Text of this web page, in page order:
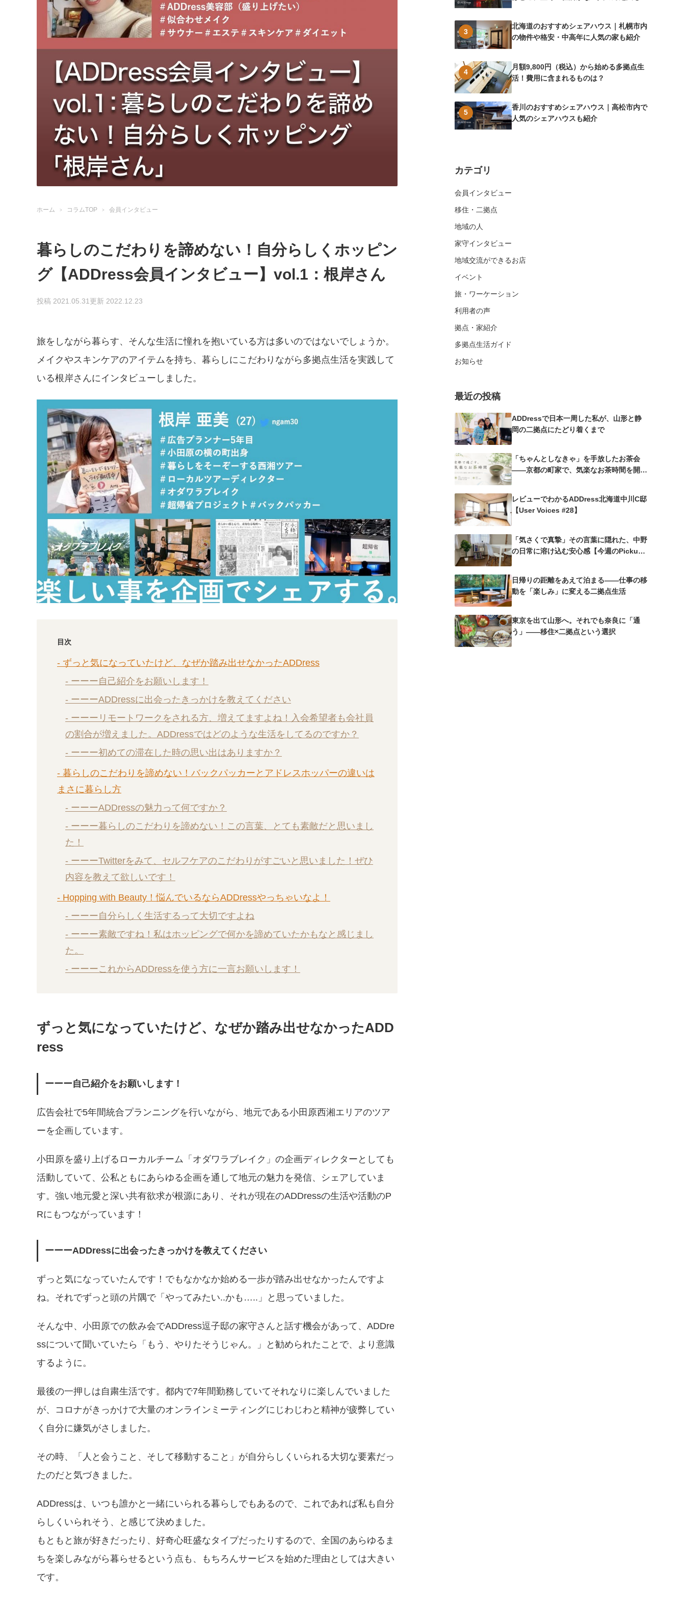
ホーム コラムTOP 会員インタビュー
暮らしのこだわりを諦めない！自分らしくホッピン
グ【ADDress会員インタビュー】vol.1：根岸さん
投稿 2021.05.31 更新 2022.12.23
旅をしながら暮らす、そんな生活に憧れを抱いている方は多いのではないでしょうか。
メイクやスキンケアのアイテムを持ち、暮らしにこだわりながら多拠点生活を実践して
いる根岸さんにインタビューしました。
目次
- ずっと気になっていたけど、なぜか踏み出せなかったADDress
- ーーー自己紹介をお願いします！
- ーーーADDressに出会ったきっかけを教えてください
- ーーーリモートワークをされる方、増えてますよね！入会希望者も会社員
の割合が増えました。ADDressではどのような生活をしてるのですか？
- ーーー初めての滞在した時の思い出はありますか？
- 暮らしのこだわりを諦めない！バックパッカーとアドレスホッパーの違いは
まさに暮らし方
- ーーーADDressの魅力って何ですか？
- ーーー暮らしのこだわりを諦めない！この言葉、とても素敵だと思いまし
た！
- ーーーTwitterをみて、セルフケアのこだわりがすごいと思いました！ぜひ
内容を教えて欲しいです！
- Hopping with Beauty！悩んでいるならADDressやっちゃいなよ！
- ーーー自分らしく生活するって大切ですよね
- ーーー素敵ですね！私はホッピングで何かを諦めていたかもなと感じまし
た。
- ーーーこれからADDressを使う方に一言お願いします！
ずっと気になっていたけど、なぜか踏み出せなかったADD
ress
ーーー自己紹介をお願いします！
広告会社で5年間統合プランニングを行いながら、地元である小田原西湘エリアのツア
ーを企画しています。
小田原を盛り上げるローカルチーム「オダワラブレイク」の企画ディレクターとしても
活動していて、公私ともにあらゆる企画を通して地元の魅力を発信、シェアしていま
す。強い地元愛と深い共有欲求が根源にあり、それが現在のADDressの生活や活動のP
Rにもつながっています！
ーーーADDressに出会ったきっかけを教えてください
ずっと気になっていたんです！でもなかなか始める一歩が踏み出せなかったんですよ
ね。それでずっと頭の片隅で「やってみたい..かも…..」と思っていました。
そんな中、小田原での飲み会でADDress逗子邸の家守さんと話す機会があって、ADDre
ssについて聞いていたら「もう、やりたそうじゃん。」と勧められたことで、より意識
するように。
最後の一押しは自粛生活です。都内で7年間勤務していてそれなりに楽しんでいました
が、コロナがきっかけで大量のオンラインミーティングにじわじわと精神が疲弊してい
く自分に嫌気がさしました。
その時、「人と会うこと、そして移動すること」が自分らしくいられる大切な要素だっ
たのだと気づきました。
ADDressは、いつも誰かと一緒にいられる暮らしでもあるので、これであれば私も自分
らしくいられそう、と感じて決めました。
もともと旅が好きだったり、好奇心旺盛なタイプだったりするので、全国のあらゆるま
ちを楽しみながら暮らせるという点も、もちろんサービスを始めた理由としては大きい
です。
3
北海道のおすすめシェアハウス｜札幌市内
の物件や格安・中高年に人気の家も紹介
4
月額9,800円（税込）から始める多拠点生
活！費用に含まれるものは？
5
香川のおすすめシェアハウス｜高松市内で
人気のシェアハウスも紹介
カテゴリ
会員インタビュー
移住・二拠点
地域の人
家守インタビュー
地域交流ができるお店
イベント
旅・ワーケーション
利用者の声
拠点・家紹介
多拠点生活ガイド
お知らせ
最近の投稿
ADDressで日本一周した私が、山形と静
岡の二拠点にたどり着くまで
「ちゃんとしなきゃ」を手放したお茶会
——京都の町家で、気楽なお茶時間を開催
レビューでわかるADDress北海道中川C邸
【User Voices #28】
「気さくで真摯」その言葉に隠れた、中野
の日常に溶け込む安心感【今週のPickup
日帰りの距離をあえて泊まる——仕事の移
動を「楽しみ」に変える二拠点生活
東京を出て山形へ。それでも奈良に「通
う」——移住×二拠点という選択